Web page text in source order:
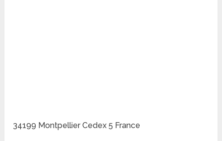
34199 Montpellier Cedex 5 France